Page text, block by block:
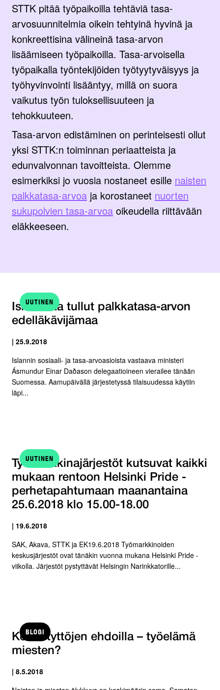
STTK pitää työpaikoilla tehtäviä tasa-
arvosuunnitelmia oikein tehtyinä hyvinä ja
konkreettisina välineinä tasa-arvon
lisäämiseen työpaikoilla. Tasa-arvoisella
työpaikalla työntekijöiden työtyytyväisyys ja
työhyvinvointi lisääntyy, millä on suora
vaikutus työn tuloksellisuuteen ja
tehokkuuteen.
Tasa-arvon edistäminen on perinteisesti ollut
yksi STTK:n toiminnan periaatteista ja
edunvalvonnan tavoitteista. Olemme
esimerkiksi jo vuosia nostaneet esille naisten
palkkatasa-arvoa ja korostaneet nuorten
sukupolvien tasa-arvoa oikeudella riittävään
eläkkeeseen.
UUTINEN
Islannista tullut palkkatasa-arvon
edelläkävijämaa
| 25.9.2018
Islannin sosiaali- ja tasa-arvoasioista vastaava ministeri
Ásmundur Einar Daðason delegaatioineen vierailee tänään
Suomessa. Aamupäivällä järjestetyssä tilaisuudessa käytiin
läpi...
UUTINEN
Työmarkkinajärjestöt kutsuvat kaikki
mukaan rentoon Helsinki Pride -
perhetapahtumaan maanantaina
25.6.2018 klo 15.00-18.00
| 19.6.2018
SAK, Akava, STTK ja EK19.6.2018 Työmarkkinoiden
keskusjärjestöt ovat tänäkin vuonna mukana Helsinki Pride -
viikolla. Järjestöt pystyttävät Helsingin Narinkkatorille...
BLOGI
Koulu tyttöjen ehdoilla – työelämä
miesten?
| 8.5.2018